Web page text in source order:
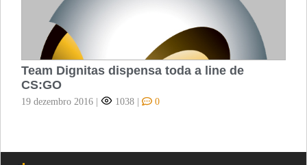
Team Dignitas dispensa toda a line de
CS:GO
19 dezembro 2016 | 1038 | 0